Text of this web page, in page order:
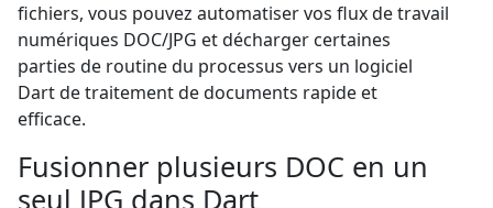
fichiers, vous pouvez automatiser vos flux de travail
numériques DOC/JPG et décharger certaines
parties de routine du processus vers un logiciel
Dart de traitement de documents rapide et
efficace.
Fusionner plusieurs DOC en un
seul JPG dans Dart